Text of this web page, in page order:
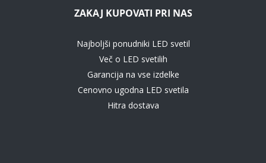
ZAKAJ KUPOVATI PRI NAS
Najboljši ponudniki LED svetil
Več o LED svetilih
Garancija na vse izdelke
Cenovno ugodna LED svetila
Hitra dostava